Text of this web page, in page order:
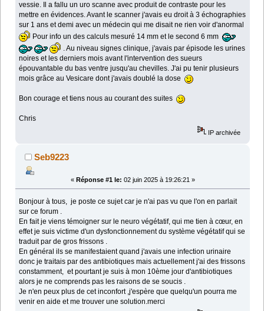
vessie. Il a fallu un uro scanne avec produit de contraste pour les
mettre en évidences. Avant le scanner j'avais eu droit à 3 échographies
sur 1 ans et demi avec un médecin qui me disait ne rien voir d'anormal
Pour info un des calculs mesuré 14 mm et le second 6 mm
. Au niveau signes clinique, j'avais par épisode les urines
noires et les derniers mois avant l'intervention des sueurs
épouvantable du bas ventre jusqu'au chevilles. J'ai pu tenir plusieurs
mois grâce au Vesicare dont j'avais doublé la dose
Bon courage et tiens nous au courant des suites
Chris
IP archivée
Seb9223
« Réponse #1 le: 02 juin 2025 à 19:26:21 »
Bonjour à tous, je poste ce sujet car je n'ai pas vu que l'on en parlait
sur ce forum .
En fait je viens témoigner sur le neuro végétatif, qui me tien à cœur, en
effet je suis victime d'un dysfonctionnement du système végétatif qui se
traduit par de gros frissons .
En général ils se manifestaient quand j'avais une infection urinaire
donc je traitais par des antibiotiques mais actuellement j'ai des frissons
constamment, et pourtant je suis à mon 10ème jour d'antibiotiques
alors je ne comprends pas les raisons de se soucis .
Je n'en peux plus de cet inconfort ,j'espère que quelqu'un pourra me
venir en aide et me trouver une solution.merci